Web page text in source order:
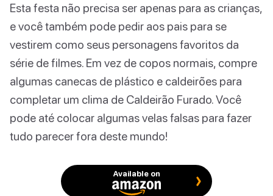
Esta festa não precisa ser apenas para as crianças,
e você também pode pedir aos pais para se
vestirem como seus personagens favoritos da
série de filmes. Em vez de copos normais, compre
algumas canecas de plástico e caldeirões para
completar um clima de Caldeirão Furado. Você
pode até colocar algumas velas falsas para fazer
tudo parecer fora deste mundo!
Available on